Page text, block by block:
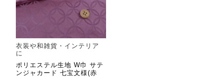
衣装や和雑貨・インテリア
に
ポリエステル生地 W巾 サテ
ンジャカード 七宝文様(赤